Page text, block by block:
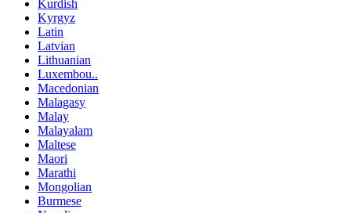
Kurdish
Kyrgyz
Latin
Latvian
Lithuanian
Luxembou..
Macedonian
Malagasy
Malay
Malayalam
Maltese
Maori
Marathi
Mongolian
Burmese